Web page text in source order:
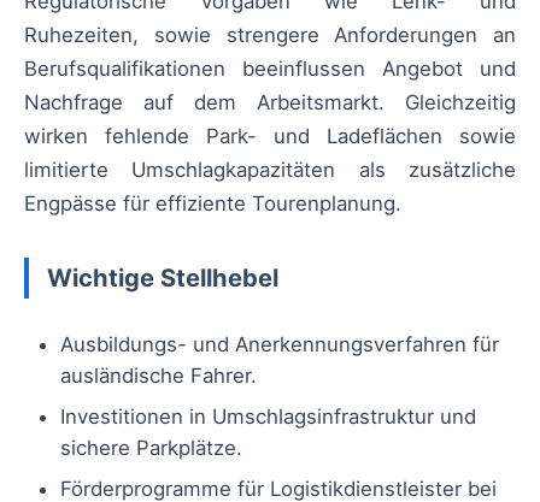
Ruhezeiten, sowie strengere Anforderungen an
Berufsqualifikationen beeinflussen Angebot und
Nachfrage auf dem Arbeitsmarkt. Gleichzeitig
wirken fehlende Park- und Ladeflächen sowie
limitierte Umschlagkapazitäten als zusätzliche
Engpässe für effiziente Tourenplanung.
Wichtige Stellhebel
Ausbildungs- und Anerkennungsverfahren für
ausländische Fahrer.
Investitionen in Umschlagsinfrastruktur und
sichere Parkplätze.
Förderprogramme für Logistikdienstleister bei